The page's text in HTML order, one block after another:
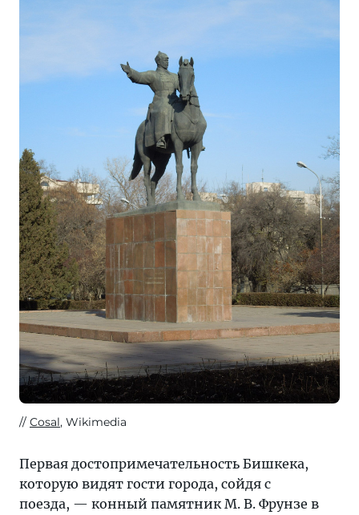
Cosal, Wikimedia
Первая достопримечательность Бишкека,
которую видят гости города, сойдя с
поезда, — конный памятник М. В. Фрунзе в